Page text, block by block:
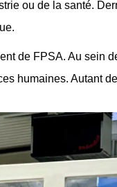
ou de la santé.
.
de FPSA. Au sein
humaines. Autant